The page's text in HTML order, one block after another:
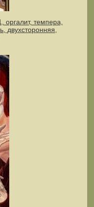
оргалит, темпера,
двухсторонняя,